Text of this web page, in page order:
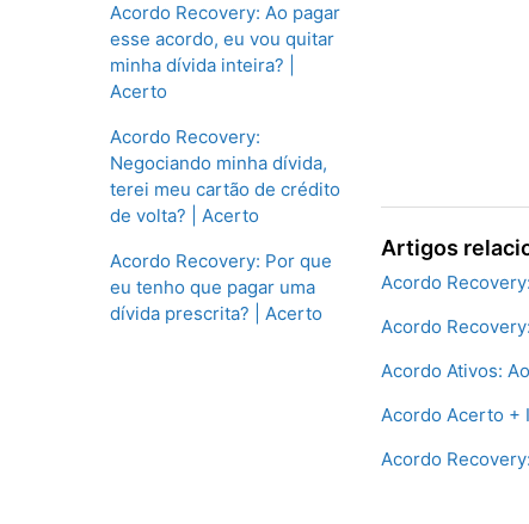
Acordo Recovery: Ao pagar
esse acordo, eu vou quitar
minha dívida inteira? |
Acerto
Acordo Recovery:
Negociando minha dívida,
terei meu cartão de crédito
de volta? | Acerto
Acordo Recovery: Por que
eu tenho que pagar uma
dívida prescrita? | Acerto
Artigos
Acordo
Acordo
Acordo Ativos:
Acordo Acerto +
Acordo